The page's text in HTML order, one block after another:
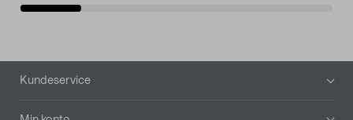
Bunntekst
Kundeservice